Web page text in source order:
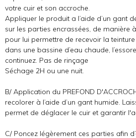
votre cuir et son accroche.
Appliquer le produit a l’aide d’un gant
sur les parties encrassées, de manière
pour lui permettre de recevoir la teinture
dans une bassine d’eau chaude,
continuez. Pas de rinçage
Séchage 2H ou une nuit.
B/ Application du PREFOND
recolorer à l’aide d’un gant humide.
permet de déglacer le cuir et garantir
C/ Poncez légèrement ces parties afin